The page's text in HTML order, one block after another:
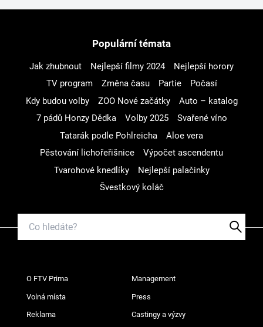
Populární témata
Jak zhubnout Nejlepší filmy 2024
Nejlepší horory
TV program
Změna času Partie
Počasí
Kdy budou volby
ZOO Nové začátky
Auto – katalog
7 pádů Honzy Dědka
Volby 2025
Svařené víno
Tatarák podle Pohlreicha
Aloe vera
Pěstování lichořeřišnice
Výpočet ascendentu
Tvarohové knedlíky
Nejlepší palačinky
Švestkový koláč
O FTV Prima Management
Volná místa Press
Reklama Castingy a výzvy